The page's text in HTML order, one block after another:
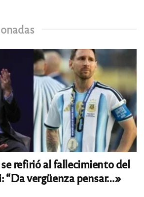
refirió al fallecimiento del
“Da vergüenza pensar…»